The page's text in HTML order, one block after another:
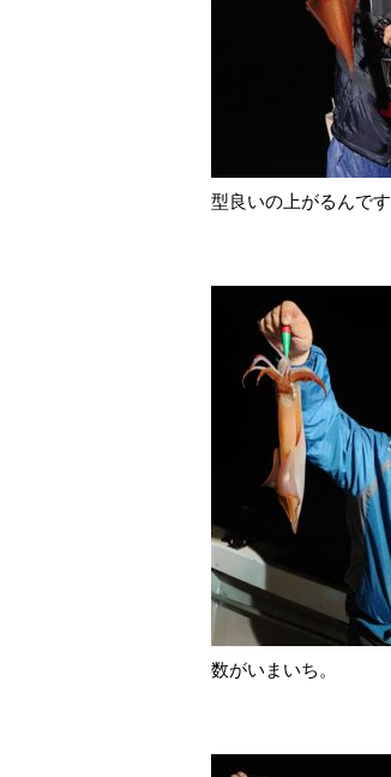
型良いの上がるんです
数がいまいち。